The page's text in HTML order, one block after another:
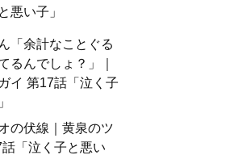
悪い子」
「余計なことぐる
るんでしょ？」｜
イ 第17話「泣く子
の伏線｜黄泉のツ
「泣く子と悪い